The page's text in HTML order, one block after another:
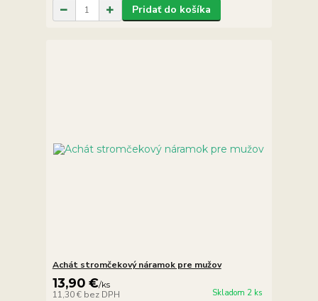
Pridať do košíka
Achát stromčekový náramok pre mužov
13,90 €/ks
11,30 € bez DPH Skladom 2 ks